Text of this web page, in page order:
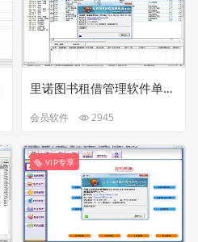
里诺图书租借管理软件单机版V3.51最新完美破解版
会员软件 2945
VIP专享